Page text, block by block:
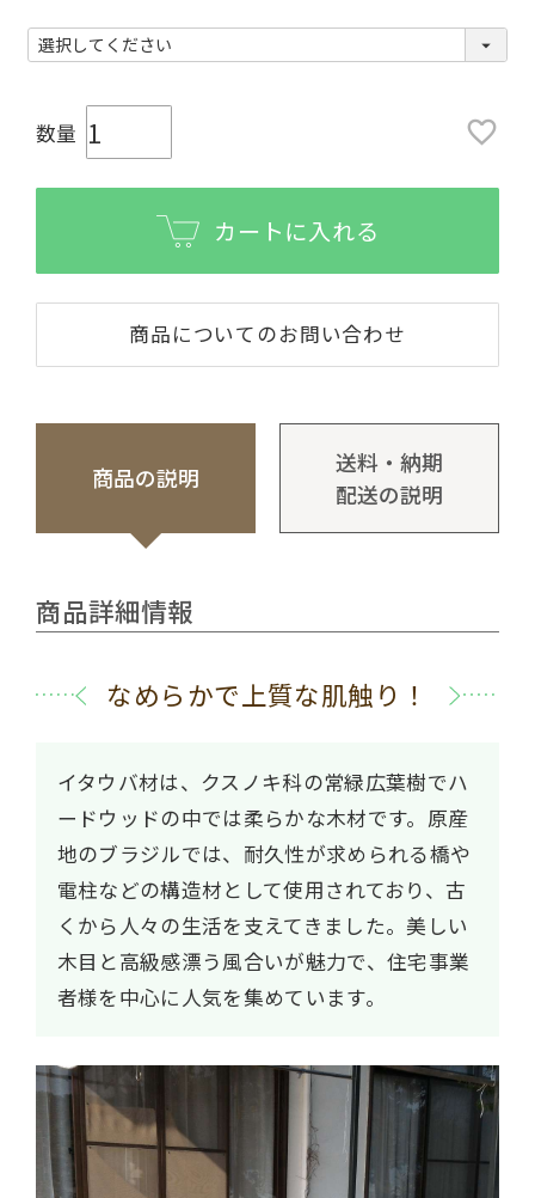
カートに入れる
商品についてのお問い合わせ
商品の説明
送料・納期
配送の説明
商品詳細情報
なめらかで上質な肌触り！
イタウバ材は、クスノキ科の常緑広葉樹でハ
ードウッドの中では柔らかな木材です。原産
地のブラジルでは、耐久性が求められる橋や
電柱などの構造材として使用されており、古
くから人々の生活を支えてきました。美しい
木目と高級感漂う風合いが魅力で、住宅事業
者様を中心に人気を集めています。